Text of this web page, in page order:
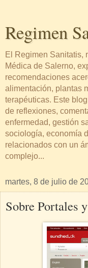
Regimen
El Regimen Sanitatis,
Médica de Salerno,
recomendaciones
alimentación, plantas
terapéuticas. Este
de reflexiones,
enfermedad, gestión
sociología, economía
relacionados con un
complejo...
martes, 8 de julio de
Sobre Portales